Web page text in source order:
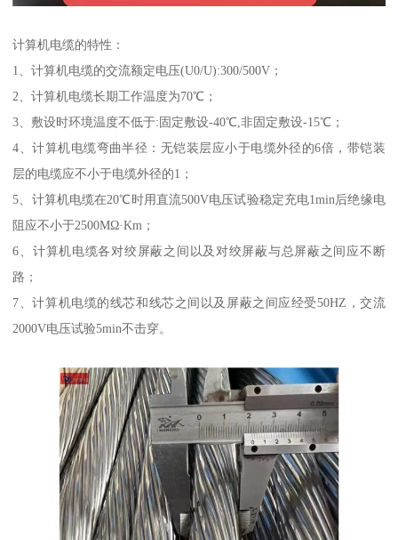
计算机电缆的特性：
1、计算机电缆的交流额定电压(U0/U):300/500V；
2、计算机电缆长期工作温度为70℃；
3、敷设时环境温度不低于:固定敷设-40℃,非固定敷设-15℃；
4、计算机电缆弯曲半径：无铠装层应小于电缆外径的6倍，带铠装
层的电缆应不小于电缆外径的1；
5、计算机电缆在20℃时用直流500V电压试验稳定充电1min后绝缘电
阻应不小于2500MΩ·Km；
6、计算机电缆各对绞屏蔽之间以及对绞屏蔽与总屏蔽之间应不断
路；
7、计算机电缆的线芯和线芯之间以及屏蔽之间应经受50HZ，交流
2000V电压试验5min不击穿。